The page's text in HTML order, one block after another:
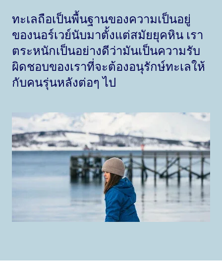
ทะเลถือเป็นพื้นฐานของความเป็นอยู่
ของนอร์เวย์นับมาตั้งแต่สมัยยุคหิน เรา
ตระหนักเป็นอย่างดีว่ามันเป็นความรับ
ผิดชอบของเราที่จะต้องอนุรักษ์ทะเลให้
กับคนรุ่นหลังต่อๆ ไป